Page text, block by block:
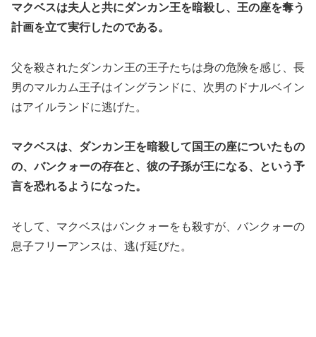
マクベスは夫人と共にダンカン王を暗殺し、王の座を奪う
計画を立て実行したのである。
父を殺されたダンカン王の王子たちは身の危険を感じ、長
男のマルカム王子はイングランドに、次男のドナルベイン
はアイルランドに逃げた。
マクベスは、ダンカン王を暗殺して国王の座についたもの
の、バンクォーの存在と、彼の子孫が王になる、という予
言を恐れるようになった。
そして、マクベスはバンクォーをも殺すが、バンクォーの
息子フリーアンスは、逃げ延びた。